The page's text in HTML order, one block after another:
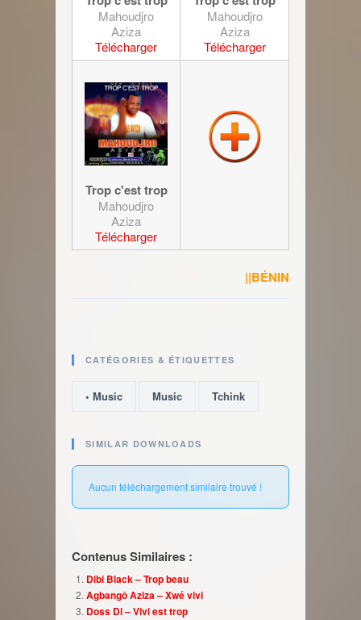
Mahoudjro
Aziza
Télécharger
Mahoudjro
Aziza
Télécharger
Trop c'est trop
Mahoudjro
Aziza
Télécharger
||BÉNIN
CATÉGORIES & ÉTIQUETTES
• Music Music Tchink
SIMILAR DOWNLOADS
Aucun téléchargement similaire trouvé !
Contenus Similaires :
Dibi Black – Trop beau
Agbangô Aziza – Xwé vivi
Doss Di – Vivi est trop